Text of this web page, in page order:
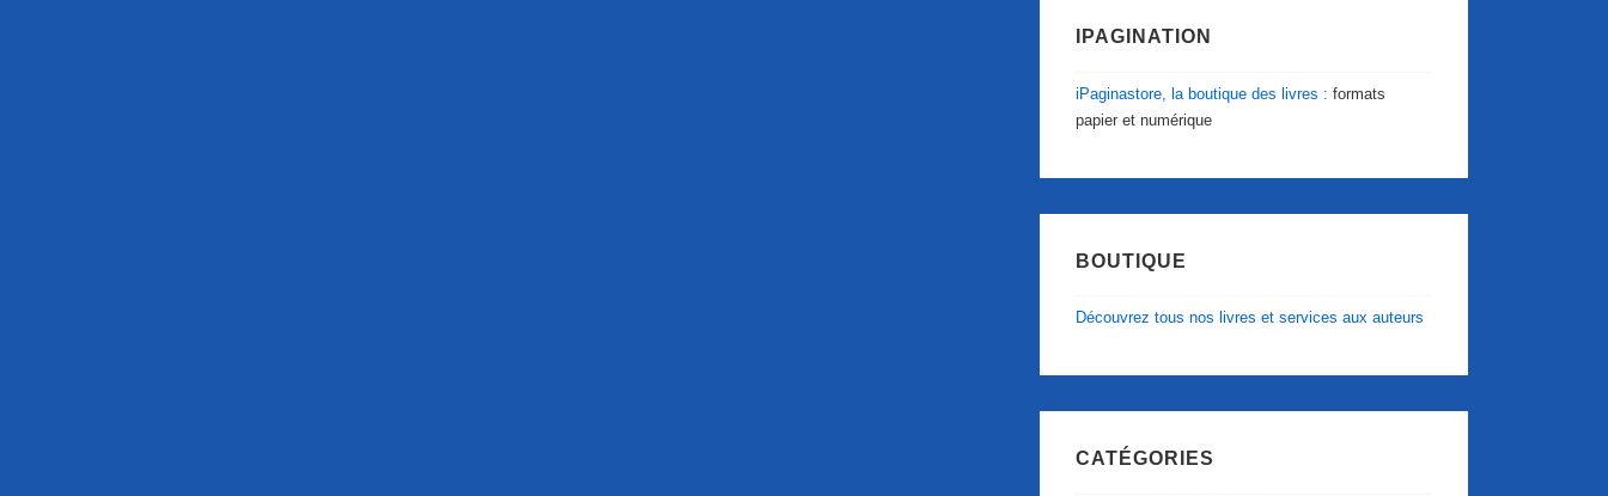
IPAGINATION
iPaginastore, la boutique des livres : formats
papier et numérique
BOUTIQUE
Découvrez tous nos livres et services aux auteurs
CATÉGORIES